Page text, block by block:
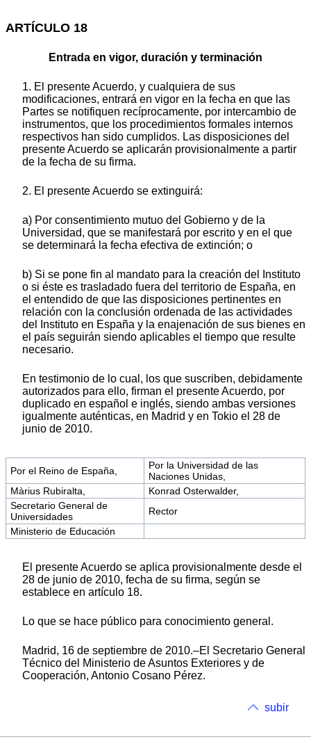
ARTÍCULO 18
Entrada en vigor, duración y terminación
1. El presente Acuerdo, y cualquiera de sus
modificaciones, entrará en vigor en la fecha en que las
Partes se notifiquen recíprocamente, por intercambio de
instrumentos, que los procedimientos formales internos
respectivos han sido cumplidos. Las disposiciones del
presente Acuerdo se aplicarán provisionalmente a partir
de la fecha de su firma.
2. El presente Acuerdo se extinguirá:
a) Por consentimiento mutuo del Gobierno y de la
Universidad, que se manifestará por escrito y en el que
se determinará la fecha efectiva de extinción; o
b) Si se pone fin al mandato para la creación del Instituto
o si éste es trasladado fuera del territorio de España, en
el entendido de que las disposiciones pertinentes en
relación con la conclusión ordenada de las actividades
del Instituto en España y la enajenación de sus bienes en
el país seguirán siendo aplicables el tiempo que resulte
necesario.
En testimonio de lo cual, los que suscriben, debidamente
autorizados para ello, firman el presente Acuerdo, por
duplicado en español e inglés, siendo ambas versiones
igualmente auténticas, en Madrid y en Tokio el 28 de
junio de 2010.
Por el Reino de España,
Por la Universidad de las
Naciones Unidas,
Màrius Rubiralta,
Konrad Osterwalder,
Secretario General de
Universidades
Rector
Ministerio de Educación
El presente Acuerdo se aplica provisionalmente desde el
28 de junio de 2010, fecha de su firma, según se
establece en artículo 18.
Lo que se hace público para conocimiento general.
Madrid, 16 de septiembre de 2010.–El Secretario General
Técnico del Ministerio de Asuntos Exteriores y de
Cooperación, Antonio Cosano Pérez.
subir